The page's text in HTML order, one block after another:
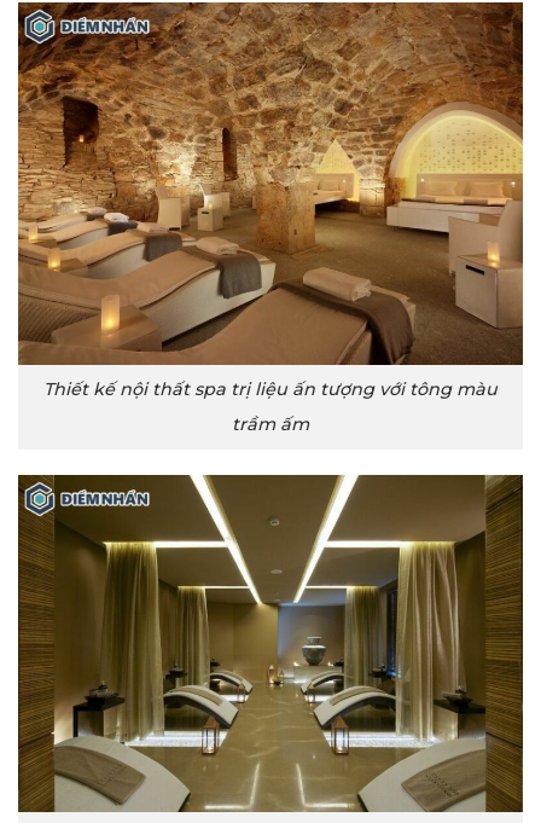
Thiết kế nội thất spa trị liệu ấn tượng với tông màu
trầm ấm